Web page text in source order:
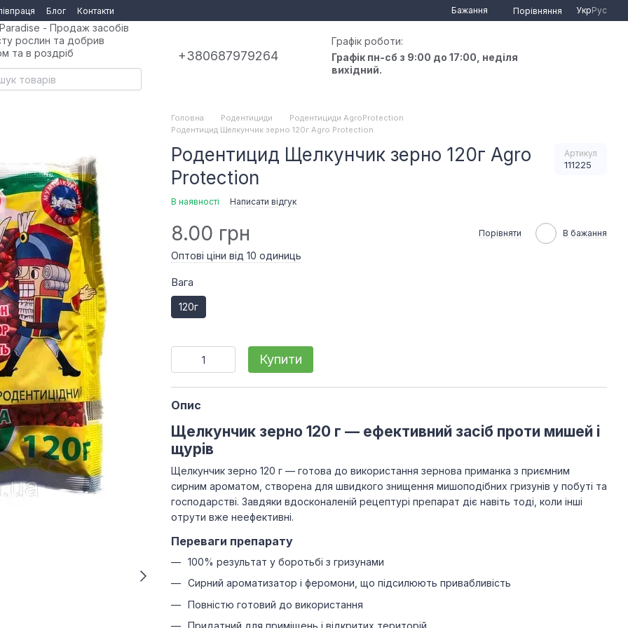
Блог Контакти Бажання Порівняння УкрРус
- Продаж засобів
рослин та добрив
та в роздріб
+380687979264
Графік роботи:
Графік пн-сб з 9:00 до 17:00, неділя
вихідний.
Головна Родентициди
Родентициди AgroProtection
Родентицид Щелкунчик зерно 120г Agro Protection
Родентицид Щелкунчик зерно 120г Agro
Protection
Артикул
111225
В наявності Написати відгук
8.00 грн Порівняти В бажання
Оптові ціни від 10 одиниць
Вага
120г
Купити
Опис
Щелкунчик зерно 120 г — ефективний засіб проти мишей і
щурів
Щелкунчик зерно 120 г — готова до використання зернова приманка з приємним
сирним ароматом, створена для швидкого знищення мишоподібних гризунів у побуті та
господарстві. Завдяки вдосконаленій рецептурі препарат діє навіть тоді, коли інші
отрути вже неефективні.
Переваги препарату
100% результат у боротьбі з гризунами
Сирний ароматизатор і феромони, що підсилюють привабливість
Повністю готовий до використання